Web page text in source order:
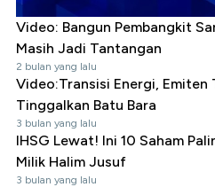
Video: Bangun Pembangkit
Masih Jadi Tantangan
2 bulan yang lalu
Video:Transisi Energi, Emiten
Tinggalkan Batu Bara
3 bulan yang lalu
IHSG Lewat! Ini 10 Saham
Milik Halim Jusuf
3 bulan yang lalu